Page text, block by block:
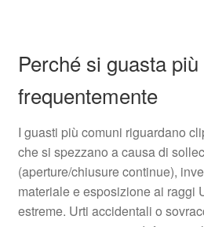
Perché si guasta più
frequentemente
I guasti più comuni riguardano
che si spezzano a causa di
(aperture/chiusure continue),
materiale e esposizione ai raggi
estreme. Urti accidentali o